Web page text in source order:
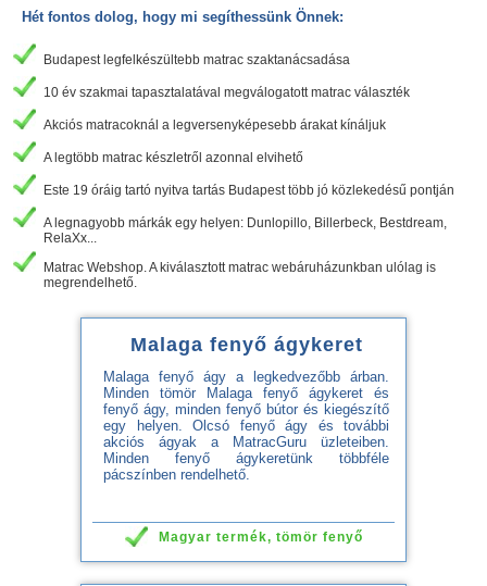
Hét fontos dolog, hogy mi segíthessünk Önnek:
Budapest legfelkészültebb matrac szaktanácsadása
10 év szakmai tapasztalatával megválogatott matrac választék
Akciós matracoknál a legversenyképesebb árakat kínáljuk
A legtöbb matrac készletről azonnal elvihető
Este 19 óráig tartó nyitva tartás Budapest több jó közlekedésű pontján
A legnagyobb márkák egy helyen: Dunlopillo, Billerbeck, Bestdream,
RelaXx...
Matrac Webshop. A kiválasztott matrac webáruházunkban ulólag is
megrendelhető.
Malaga fenyő ágykeret
Malaga fenyő ágy a legkedvezőbb árban.
Minden tömör Malaga fenyő ágykeret és
fenyő ágy, minden fenyő bútor és kiegészítő
egy helyen. Olcsó fenyő ágy és további
akciós ágyak a MatracGuru üzleteiben.
Minden fenyő ágykeretünk többféle
pácszínben rendelhető.
Magyar termék, tömör fenyő